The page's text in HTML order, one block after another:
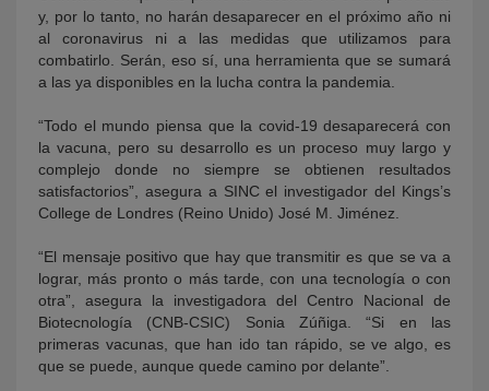
y, por lo tanto, no harán desaparecer en el próximo año ni
al coronavirus ni a las medidas que utilizamos para
combatirlo. Serán, eso sí, una herramienta que se sumará
a las ya disponibles en la lucha contra la pandemia.
“Todo el mundo piensa que la covid-19 desaparecerá con
la vacuna, pero su desarrollo es un proceso muy largo y
complejo donde no siempre se obtienen resultados
satisfactorios”, asegura a SINC el investigador del Kings’s
College de Londres (Reino Unido) José M. Jiménez.
“El mensaje positivo que hay que transmitir es que se va a
lograr, más pronto o más tarde, con una tecnología o con
otra”, asegura la investigadora del Centro Nacional de
Biotecnología (CNB-CSIC) Sonia Zúñiga. “Si en las
primeras vacunas, que han ido tan rápido, se ve algo, es
que se puede, aunque quede camino por delante”.